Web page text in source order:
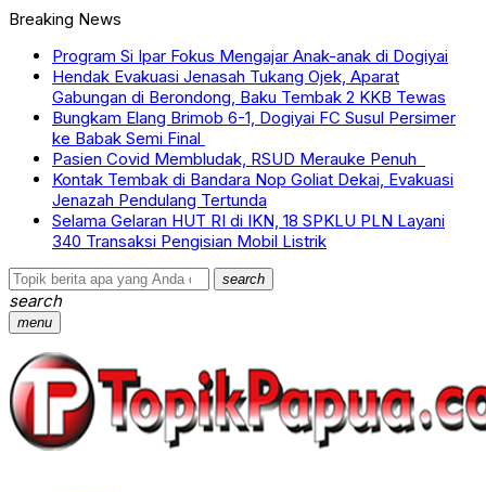
Breaking News
Program Si Ipar Fokus Mengajar Anak-anak di Dogiyai
Hendak Evakuasi Jenasah Tukang Ojek, Aparat
Gabungan di Berondong, Baku Tembak 2 KKB Tewas
Bungkam Elang Brimob 6-1, Dogiyai FC Susul Persimer
ke Babak Semi Final
Pasien Covid Membludak, RSUD Merauke Penuh
Kontak Tembak di Bandara Nop Goliat Dekai, Evakuasi
Jenazah Pendulang Tertunda
Selama Gelaran HUT RI di IKN, 18 SPKLU PLN Layani
340 Transaksi Pengisian Mobil Listrik
search
search
menu